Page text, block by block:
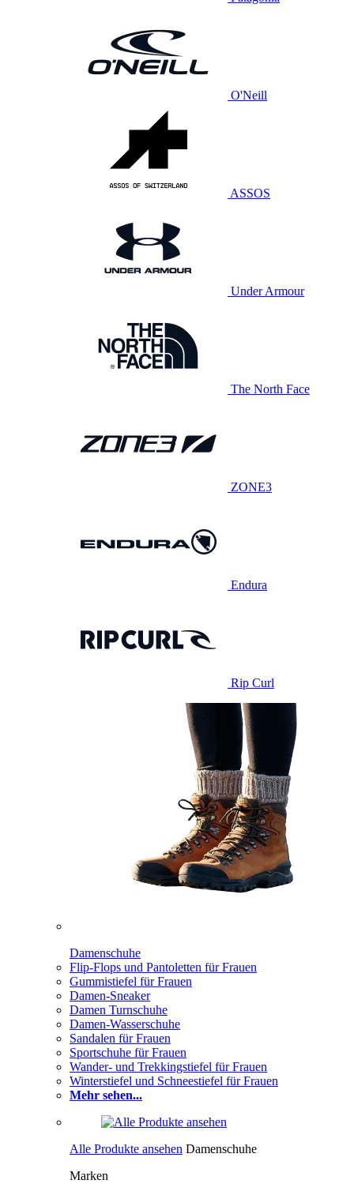
O'Neill
ASSOS
Under Armour
The North Face
ZONE3
Endura
Rip Curl
Damenschuhe
Flip-Flops und Pantoletten für Frauen
Gummistiefel für Frauen
Damen-Sneaker
Damen Turnschuhe
Damen-Wasserschuhe
Sandalen für Frauen
Sportschuhe für Frauen
Wander- und Trekkingstiefel für Frauen
Winterstiefel und Schneestiefel für Frauen
Mehr sehen...
Alle Produkte ansehen Damenschuhe
Marken